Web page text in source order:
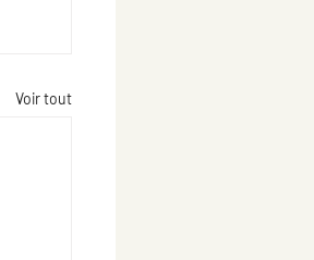
Voir tout